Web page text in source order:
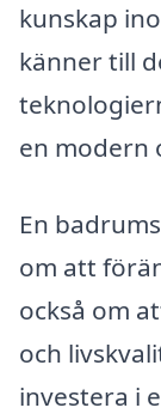
kunskap
känner till
en modern
En
om att
också om
och
investera i